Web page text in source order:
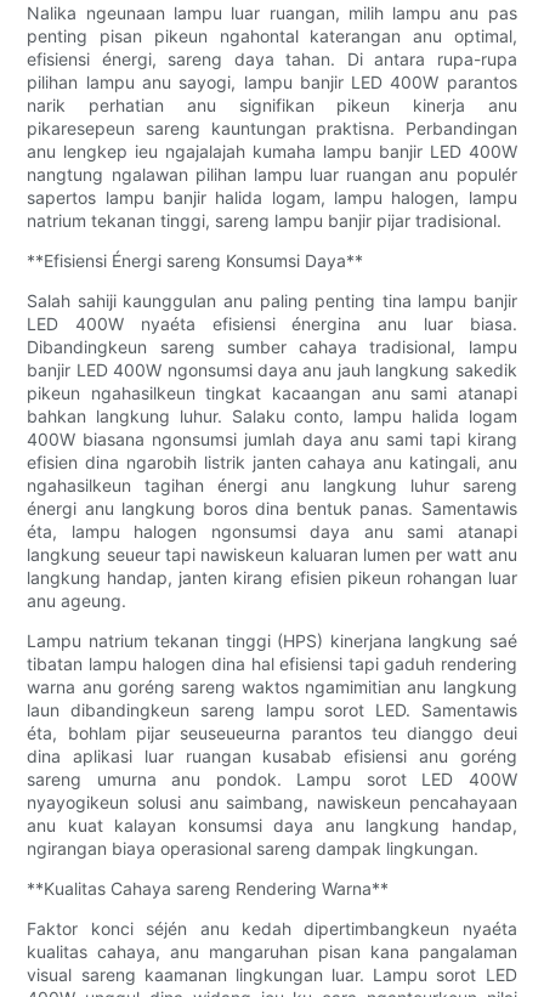
Nalika ngeunaan lampu luar ruangan, milih lampu anu pas
penting pisan pikeun ngahontal katerangan anu optimal,
efisiensi énergi, sareng daya tahan. Di antara rupa-rupa
pilihan lampu anu sayogi, lampu banjir LED 400W parantos
narik perhatian anu signifikan pikeun kinerja anu
pikaresepeun sareng kauntungan praktisna. Perbandingan
anu lengkep ieu ngajalajah kumaha lampu banjir LED 400W
nangtung ngalawan pilihan lampu luar ruangan anu populér
sapertos lampu banjir halida logam, lampu halogen, lampu
natrium tekanan tinggi, sareng lampu banjir pijar tradisional.
**Efisiensi Énergi sareng Konsumsi Daya**
Salah sahiji kaunggulan anu paling penting tina lampu banjir
LED 400W nyaéta efisiensi énergina anu luar biasa.
Dibandingkeun sareng sumber cahaya tradisional, lampu
banjir LED 400W ngonsumsi daya anu jauh langkung sakedik
pikeun ngahasilkeun tingkat kacaangan anu sami atanapi
bahkan langkung luhur. Salaku conto, lampu halida logam
400W biasana ngonsumsi jumlah daya anu sami tapi kirang
efisien dina ngarobih listrik janten cahaya anu katingali, anu
ngahasilkeun tagihan énergi anu langkung luhur sareng
énergi anu langkung boros dina bentuk panas. Samentawis
éta, lampu halogen ngonsumsi daya anu sami atanapi
langkung seueur tapi nawiskeun kaluaran lumen per watt anu
langkung handap, janten kirang efisien pikeun rohangan luar
anu ageung.
Lampu natrium tekanan tinggi (HPS) kinerjana langkung saé
tibatan lampu halogen dina hal efisiensi tapi gaduh rendering
warna anu goréng sareng waktos ngamimitian anu langkung
laun dibandingkeun sareng lampu sorot LED. Samentawis
éta, bohlam pijar seuseueurna parantos teu dianggo deui
dina aplikasi luar ruangan kusabab efisiensi anu goréng
sareng umurna anu pondok. Lampu sorot LED 400W
nyayogikeun solusi anu saimbang, nawiskeun pencahayaan
anu kuat kalayan konsumsi daya anu langkung handap,
ngirangan biaya operasional sareng dampak lingkungan.
**Kualitas Cahaya sareng Rendering Warna**
Faktor konci séjén anu kedah dipertimbangkeun nyaéta
kualitas cahaya, anu mangaruhan pisan kana pangalaman
visual sareng kaamanan lingkungan luar. Lampu sorot LED